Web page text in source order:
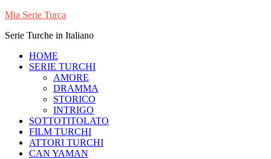
Skip
content
Mia Serie Turca
Serie Turche in Italiano
HOME
SERIE TURCHI
AMORE
DRAMMA
STORICO
INTRIGO
SOTTOTITOLATO
FILM TURCHI
ATTORI TURCHI
CAN YAMAN